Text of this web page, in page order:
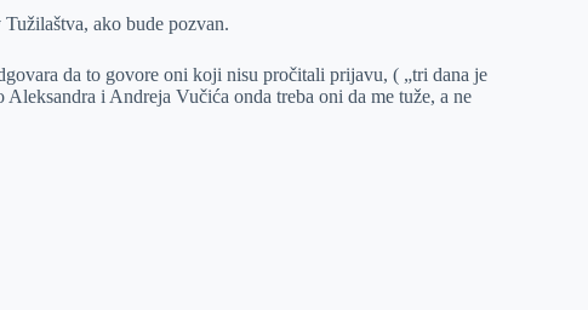
ako bude pozvan.
da to govore oni koji nisu pročitali prijavu, ( „tri dana je
i Andreja Vučića onda treba oni da me tuže, a ne